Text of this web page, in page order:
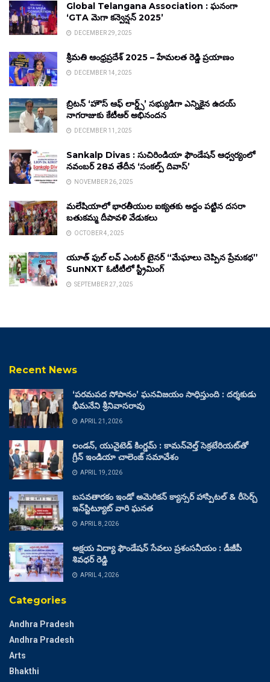
Global Telangana Association : ఘనంగా
‘GTA మెగా కన్వెన్షన్ 2025’
DECEMBER 29, 2025
శ్రీమతి ఆంధ్రప్రదేశ్ 2025 – హేమలత రెడ్డి ప్రయాణం
DECEMBER 14, 2025
బ్రిటన్ ‘హౌస్ ఆఫ్ లార్డ్స్’ సభ్యుడిగా ఎన్నికైన ఉదయ్
నాగరాజుకు కేటీఆర్ అభినందన
DECEMBER 11, 2025
Sankalp Divas : సుచిరిండియా ఫౌండేషన్ ఆధ్వర్యంలో
నవంబర్ 28వ తేదీన ‘సంకల్ప్ దివాస్’
NOVEMBER 26, 2025
మలేషియాలో భారతీయుల ఐక్యతకు అద్దం పట్టిన దసరా
బతుకమ్మ దీపావళి వేడుకలు
OCTOBER 4, 2025
యూత్ ఫుల్ లవ్ ఎంటర్ టైనర్ “మేఘాలు చెప్పిన ప్రేమకథ”
SunNXT ఓటీటీలో స్ట్రీమింగ్
SEPTEMBER 27, 2025
Recent News
‘పరమపద సోపానం’ ఘనవిజయం సాధిస్తుంది : దర్శకుడు
భీమనేని శ్రీనివాసరావు
APRIL 21, 2026
లండన్, యునైటెడ్ కింగ్డమ్ : కామన్‌వెల్త్ సెక్రటేరియట్‌తో
గ్రీన్ ఇండియా చాలెంజ్ సమావేశం
APRIL 19, 2026
బసవతారకం ఇండో అమెరికన్ క్యాన్సర్ హాస్పిటల్ & రీసెర్చ్
ఇన్‌స్టిట్యూట్ వారి ఘనత
APRIL 8, 2026
అక్షయ విద్యా ఫౌండేషన్ సేవలు ప్రశంసనీయం : డీజీపీ
శివధర్ రెడ్డి
APRIL 4, 2026
Categories
Andhra Pradesh
Andhra Pradesh
Arts
Bhakthi